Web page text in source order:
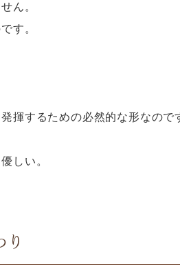
ん。
す。
揮するための必然的な形なので
しい。